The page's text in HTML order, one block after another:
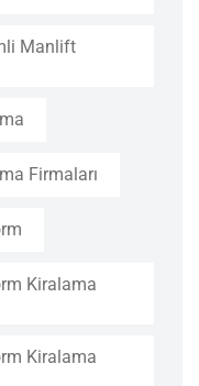
Manlift
Firmaları
Kiralama
Kiralama